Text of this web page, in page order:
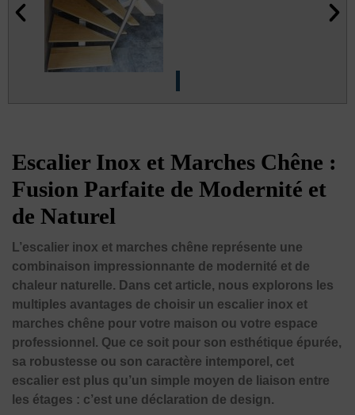
Escalier Inox et Marches Chêne :
Fusion Parfaite de Modernité et
de Naturel
L’escalier inox et marches chêne représente une
combinaison impressionnante de modernité et de
chaleur naturelle. Dans cet article, nous explorons les
multiples avantages de choisir un escalier inox et
marches chêne pour votre maison ou votre espace
professionnel. Que ce soit pour son esthétique épurée,
sa robustesse ou son caractère intemporel, cet
escalier est plus qu’un simple moyen de liaison entre
les étages : c’est une déclaration de design.